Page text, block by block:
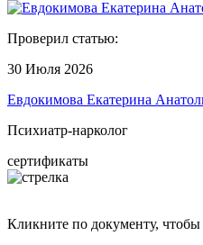
Проверил статью:
30 Июля 2026
Евдокимова Екатерина
Психиатр-нарколог
сертификаты
Кликните по документу,